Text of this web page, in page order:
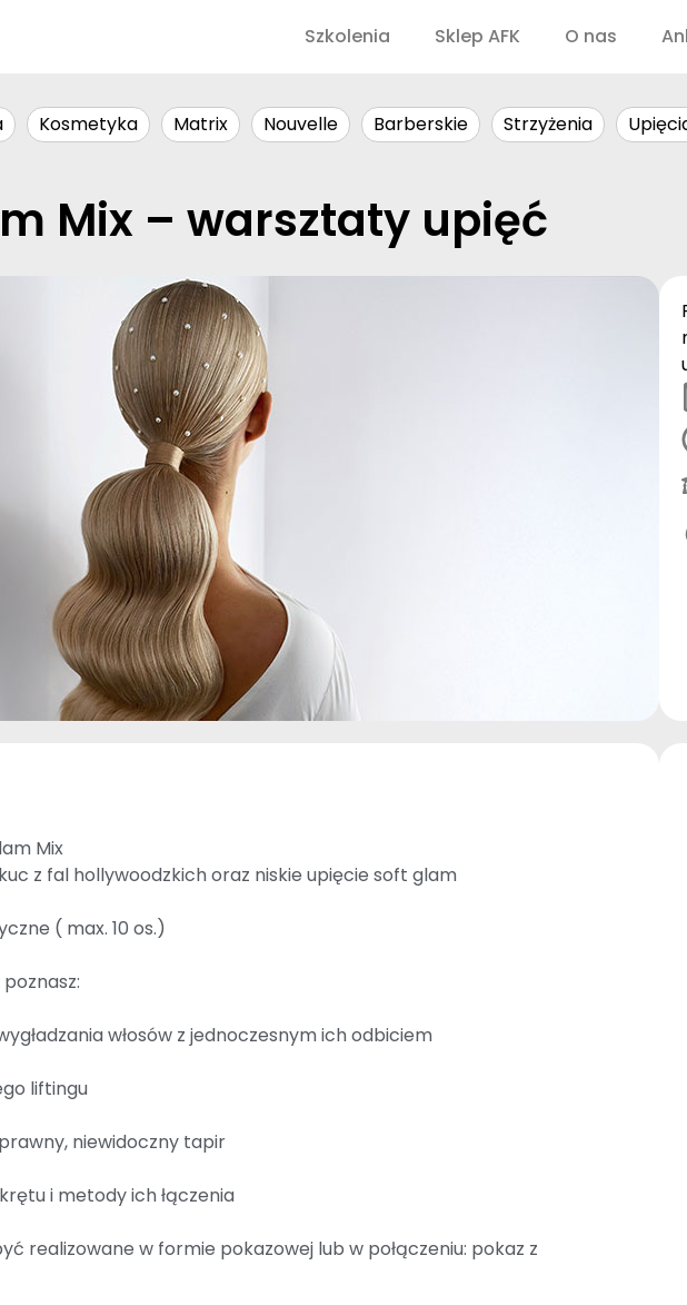
Szkolenia Sklep AFK O nas
Kosmetyka Matrix Nouvelle Barberskie Strzyżenia
Mix – warsztaty upięć
Mix
z fal hollywoodzkich oraz niskie upięcie soft glam
( max. 10 os.)
włosów z jednoczesnym ich odbiciem
liftingu
niewidoczny tapir
i metody ich łączenia
realizowane w formie pokazowej lub w połączeniu: pokaz z